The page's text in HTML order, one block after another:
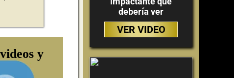
y
debería ver
VER VIDEO